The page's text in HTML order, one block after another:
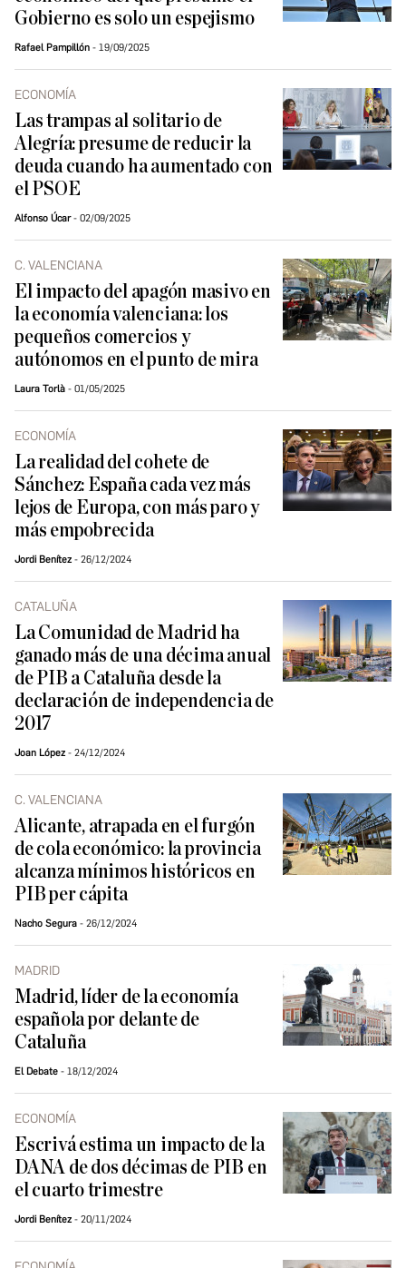
Gobierno es solo un espejismo
Rafael Pampillón 19/09/2025
ECONOMÍA
Las trampas al solitario de
Alegría: presume de reducir la
deuda cuando ha aumentado con
el PSOE
Alfonso Úcar 02/09/2025
C. VALENCIANA
El impacto del apagón masivo en
la economía valenciana: los
pequeños comercios y
autónomos en el punto de mira
Laura Torlà 01/05/2025
ECONOMÍA
La realidad del cohete de
Sánchez: España cada vez más
lejos de Europa, con más paro y
más empobrecida
Jordi Benítez 26/12/2024
CATALUÑA
La Comunidad de Madrid ha
ganado más de una décima anual
de PIB a Cataluña desde la
declaración de independencia de
2017
Joan López 24/12/2024
C. VALENCIANA
Alicante, atrapada en el furgón
de cola económico: la provincia
alcanza mínimos históricos en
PIB per cápita
Nacho Segura 26/12/2024
MADRID
Madrid, líder de la economía
española por delante de
Cataluña
El Debate 18/12/2024
ECONOMÍA
Escrivá estima un impacto de la
DANA de dos décimas de PIB en
el cuarto trimestre
Jordi Benítez 20/11/2024